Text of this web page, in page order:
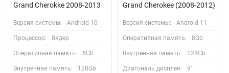
Grand Cherokke 2008-2013
Версия системы: Android 10
Процессор: 8ядер
Оперативная память: 6Gb
Внутренняя память: 128Gb
Grand Cherokee (2008-2012)
Версия системы: Android 11
Оперативная память: 8Gb
Внутренняя память: 128Gb
Диагональ дисплея: 9"